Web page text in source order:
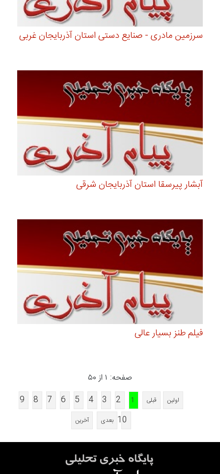
سرزمین مادری - صنایع دستی استان آذربایجان غربی
آبشار پیرسقا استان آذربایجان شرقی
فیلم طنز بسیار عالی
صفحه: ۱ از ۵۰
اولین قبلی 1
2
3
4
5
6
7
8
9
10 بعدی آخرین